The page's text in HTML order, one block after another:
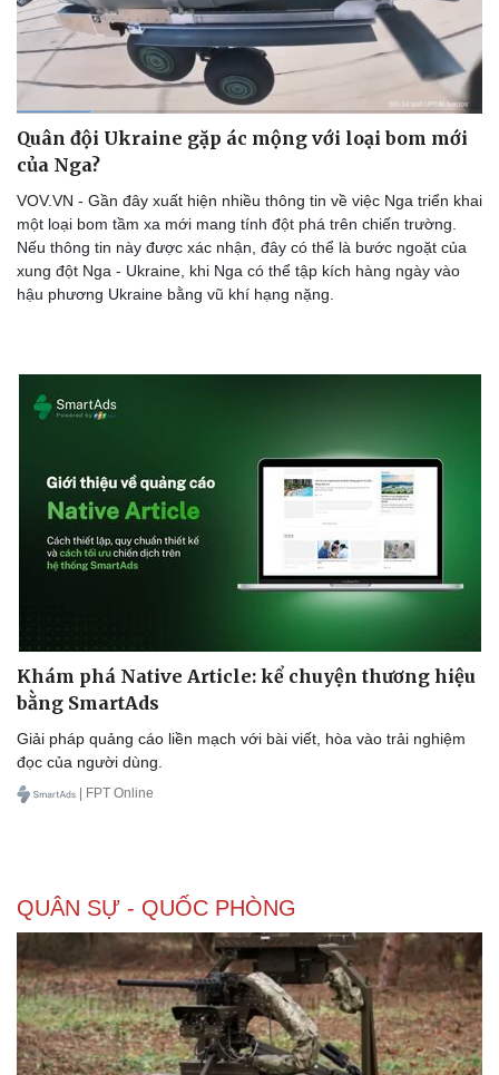
Quân đội Ukraine gặp ác mộng với loại bom mới
của Nga?
VOV.VN - Gần đây xuất hiện nhiều thông tin về việc Nga triển khai
một loại bom tầm xa mới mang tính đột phá trên chiến trường.
Nếu thông tin này được xác nhận, đây có thể là bước ngoặt của
xung đột Nga - Ukraine, khi Nga có thể tập kích hàng ngày vào
hậu phương Ukraine bằng vũ khí hạng nặng.
Khám phá Native Article: kể chuyện thương hiệu
bằng SmartAds
Giải pháp quảng cáo liền mạch với bài viết, hòa vào trải nghiệm
đọc của người dùng.
| FPT Online
QUÂN SỰ - QUỐC PHÒNG